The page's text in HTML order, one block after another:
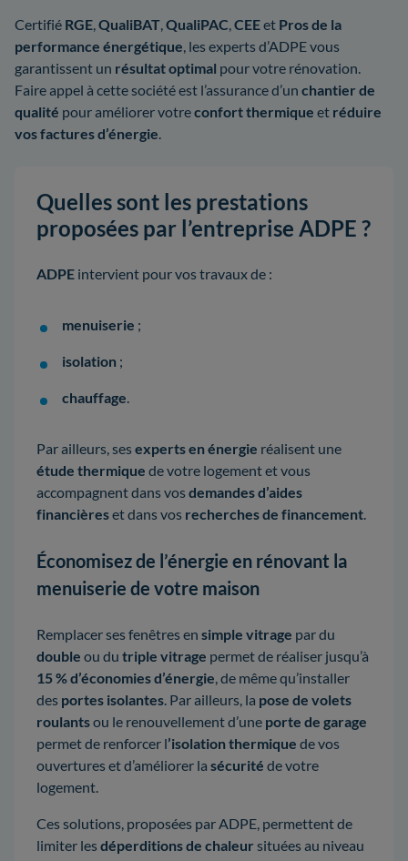
Certifié RGE,QualiBAT,QualiPAC,CEEet Pros de la
performance énergétique, les experts d’ADPE vous
garantissent un résultat optimal pour votre rénovation.
Faire appel à cette société est l’assurance d’un chantier de
qualité pour améliorer votreconfort thermique et réduire
vos factures d’énergie.
Quelles sont les prestations
proposées par l’entreprise ADPE ?
ADPE intervient pour vos travaux de :
menuiserie ;
isolation ;
chauffage.
Par ailleurs, sesexperts en énergie réalisent une
étude thermique de votre logement et vous
accompagnent dans vosdemandes d’aides
financièreset dans vos recherches de financement.
Économisez de l’énergie en rénovant la
menuiserie de votre maison
Remplacer ses fenêtres en simple vitrage par du
double ou du triple vitrage permet de réaliser jusqu’à
15 % d’économies d’énergie, de même qu’installer
des portes isolantes. Par ailleurs, la pose de volets
roulantsou le renouvellement d’une porte de garage
permet de renforcer l’isolation thermique de vos
ouvertures et d’améliorer la sécurité de votre
logement.
Ces solutions, proposées par ADPE, permettent de
limiter lesdéperditions de chaleur situées au niveau